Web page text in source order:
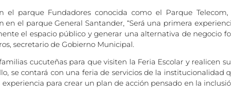
el parque Fundadores conocida como el Parque
el parque General Santander, “Será una primera
el espacio público y generar una alternativa de negocio
secretario de Gobierno Municipal.
cucuteñas para que visiten la Feria Escolar y realicen
se contará con una feria de servicios de la institucionalidad
para crear un plan de acción pensado en la